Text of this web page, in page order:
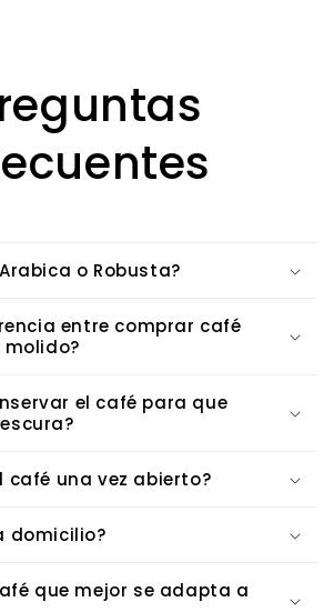
o Robusta?
entre comprar café
el café para que
café una vez abierto?
domicilio?
que mejor se adapta a